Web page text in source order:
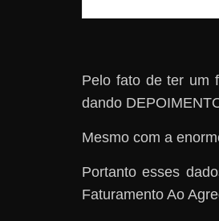
Pelo fato de ter um
dando
Mesmo com a
Portanto esses
Faturamento Ao